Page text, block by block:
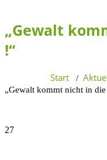
„Gewalt
!“
Start /
„Gewalt kommt nicht in
27